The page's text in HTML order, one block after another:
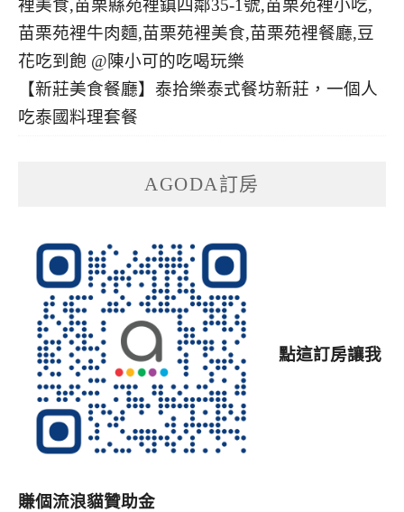
【新莊美食餐廳】泰拾樂泰式餐坊新莊，一個人
吃泰國料理套餐
AGODA訂房
點這訂房讓我
賺個流浪貓贊助金